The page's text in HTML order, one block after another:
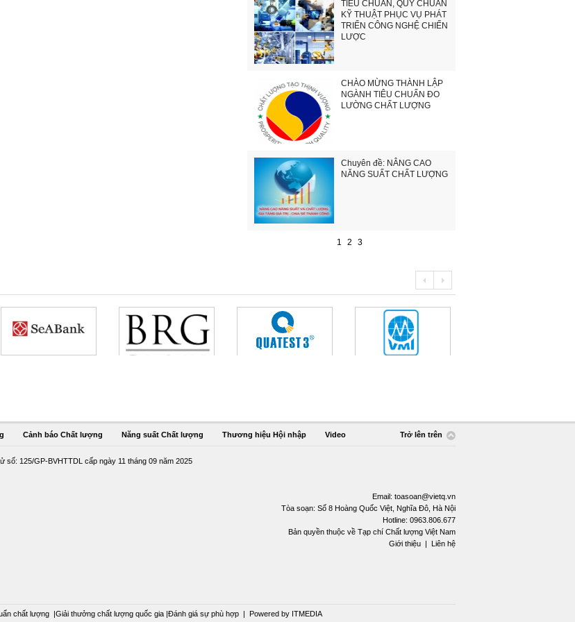
TIÊU CHUẨN, QUY CHUẨN
KỸ THUẬT PHỤC VỤ PHÁT
TRIỂN CÔNG NGHỆ CHIẾN
LƯỢC
CHÀO MỪNG THÀNH LẬP
NGÀNH TIÊU CHUẨN ĐO
LƯỜNG CHẤT LƯỢNG
Chuyên đề: NÂNG CAO
NĂNG SUẤT CHẤT LƯỢNG
1 2 3
Cảnh báo Chất lượng Năng suất Chất lượng Thương hiệu Hội nhập Video Trở lên trên
số: 125/GP-BVHTTDL cấp ngày 11 tháng 09 năm 2025
Email: toasoan@vietq.vn
Tòa soạn: Số 8 Hoàng Quốc Việt, Nghĩa Đô, Hà Nội
Hotline: 0963.806.677
Bản quyền thuộc về Tạp chí Chất lượng Việt Nam
Giới thiệu | Liên hệ
chất lượng |Giải thưởng chất lượng quốc gia |Đánh giá sự phù hợp | Powered by ITMEDIA